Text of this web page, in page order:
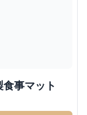
事マット